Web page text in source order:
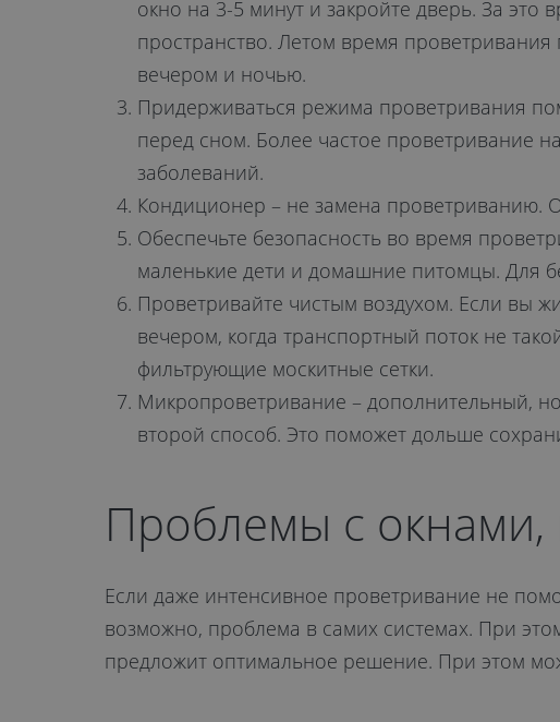
окно на 3-5 минут и закройте дверь. За
пространство. Летом время
вечером и ночью.
Придерживаться режима проветривания
перед сном. Более частое проветривание
заболеваний.
Кондиционер – не замена проветриванию.
Обеспечьте безопасность во время
маленькие дети и домашние питомцы. Для
Проветривайте чистым воздухом. Если вы
вечером, когда транспортный поток не
фильтрующие москитные сетки.
Микропроветривание – дополнительный,
второй способ. Это поможет дольше
Проблемы с
Если даже интенсивное проветривание не
возможно, проблема в самих системах. При
предложит оптимальное решение. При этом